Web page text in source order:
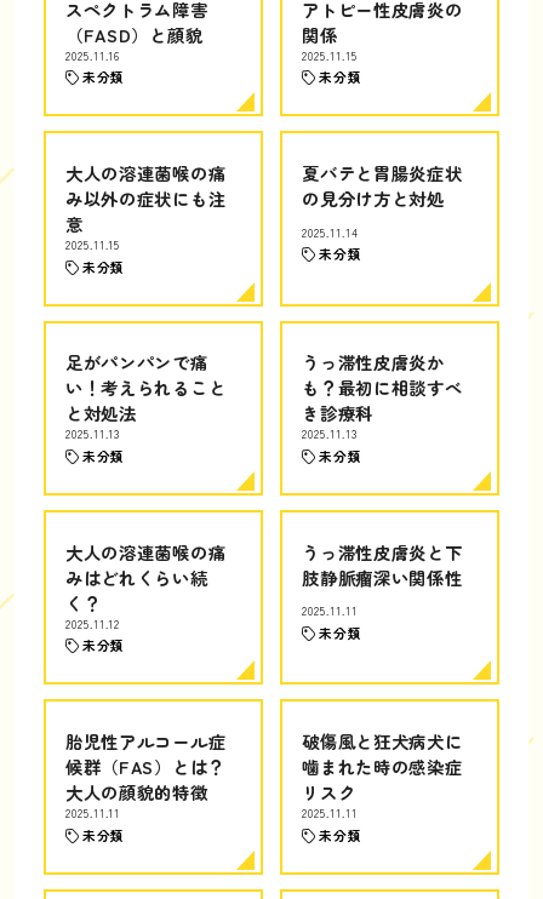
スペクトラム障害
（FASD）と顔貌
2025.11.16
未分類
アトピー性皮膚炎の
関係
2025.11.15
未分類
大人の溶連菌喉の痛
み以外の症状にも注
意
2025.11.15
未分類
夏バテと胃腸炎症状
の見分け方と対処
2025.11.14
未分類
足がパンパンで痛
い！考えられること
と対処法
2025.11.13
未分類
うっ滞性皮膚炎か
も？最初に相談すべ
き診療科
2025.11.13
未分類
大人の溶連菌喉の痛
みはどれくらい続
く？
2025.11.12
未分類
うっ滞性皮膚炎と下
肢静脈瘤深い関係性
2025.11.11
未分類
胎児性アルコール症
候群（FAS）とは？
大人の顔貌的特徴
2025.11.11
未分類
破傷風と狂犬病犬に
噛まれた時の感染症
リスク
2025.11.11
未分類